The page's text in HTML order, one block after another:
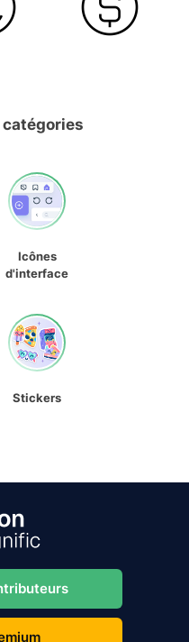
Icônes
d'interface
Stickers